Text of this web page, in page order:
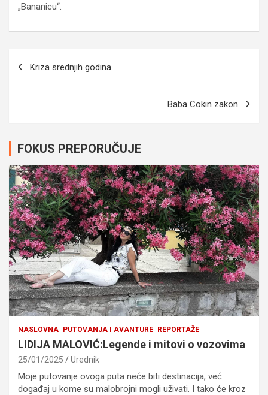
„Bananicu“.
Kriza srednjih godina
Baba Cokin zakon
FOKUS PREPORUČUJE
NASLOVNA PUTOVANJA I AVANTURE REPORTAŽE
LIDIJA MALOVIĆ:Legende i mitovi o vozovima
25/01/2025 Urednik
Moje putovanje ovoga puta neće biti destinacija, već
događaj u kome su malobrojni mogli uživati. I tako će kroz